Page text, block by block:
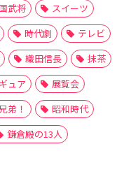
武将
スイーツ
時代劇
テレビ
織田信長
抹茶
ュア
展覧会
弟！
昭和時代
鎌倉殿の13人